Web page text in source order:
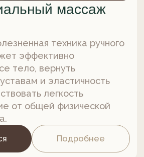
массаж
техник,
восстанавливает
положение
Подробнее